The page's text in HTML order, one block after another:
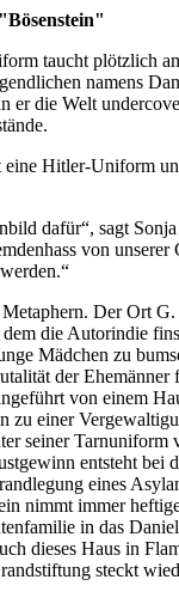
taucht plötzlich
namens
er die Welt
eine Hitler-Uniform
dafür“, sagt Sonja
von unserer
Der Ort
die Autorindie
Mädchen zu
der Ehemänner
von einem
zu einer
seiner Tarnuniform
entsteht bei
eines
nimmt immer
in das
dieses Haus in
steckt